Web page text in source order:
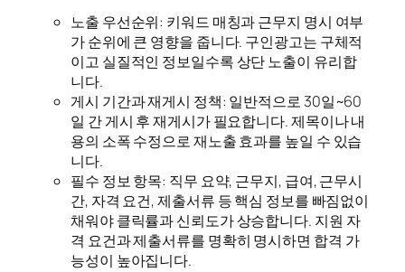
노출 우선순위: 키워드 매칭과 근무지 명시 여부
가 순위에 큰 영향을 줍니다. 구인광고는 구체적
이고 실질적인 정보일수록 상단 노출이 유리합
니다.
게시 기간과 재게시 정책: 일반적으로 30일~60
일 간 게시 후 재게시가 필요합니다. 제목이나 내
용의 소폭 수정으로 재노출 효과를 높일 수 있습
니다.
필수 정보 항목: 직무 요약, 근무지, 급여, 근무시
간, 자격 요건, 제출서류 등 핵심 정보를 빠짐없이
채워야 클릭률과 신뢰도가 상승합니다. 지원 자
격 요건과 제출서류를 명확히 명시하면 합격 가
능성이 높아집니다.